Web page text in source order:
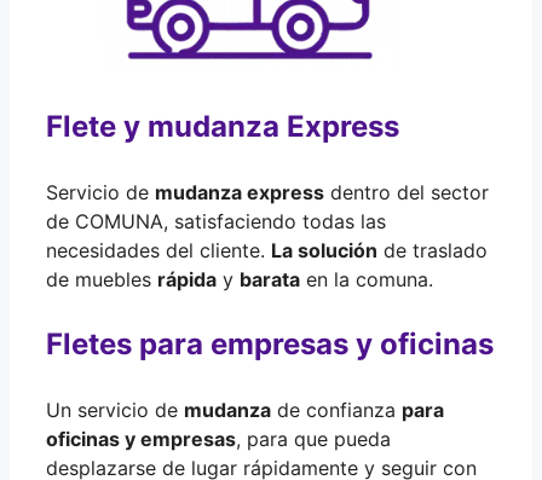
Flete y mudanza Express
Servicio de mudanza express dentro del sector
de COMUNA, satisfaciendo todas las
necesidades del cliente. La solución de traslado
de muebles rápida y barata en la comuna.
Fletes para empresas y oficinas
Un servicio de mudanza de confianza para
oficinas y empresas, para que pueda
desplazarse de lugar rápidamente y seguir con